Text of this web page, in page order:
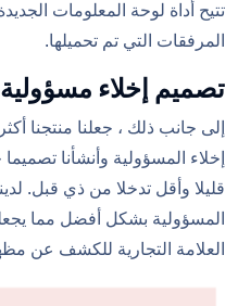
تتيح أداة لوحة المعلومات
المرفقات التي تم تحميلها.
تصميم إخلاء
إلى جانب ذلك ، جعلنا منتجنا
إخلاء المسؤولية وأنشأنا
قليلا وأقل تدخلا من ذي قبل.
المسؤولية بشكل أفضل مما
العلامة التجارية للكشف عن